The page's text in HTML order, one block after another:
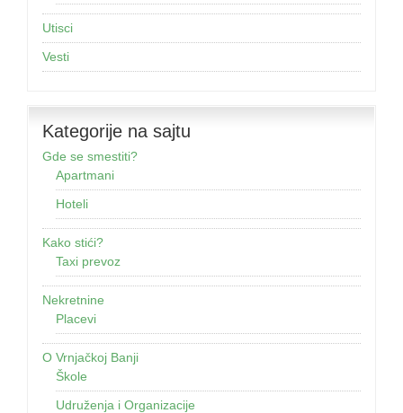
Utisci
Vesti
Kategorije na sajtu
Gde se smestiti?
Apartmani
Hoteli
Kako stići?
Taxi prevoz
Nekretnine
Placevi
O Vrnjačkoj Banji
Škole
Udruženja i Organizacije